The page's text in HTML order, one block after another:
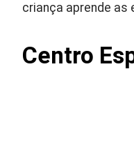
criança aprende as
Centro